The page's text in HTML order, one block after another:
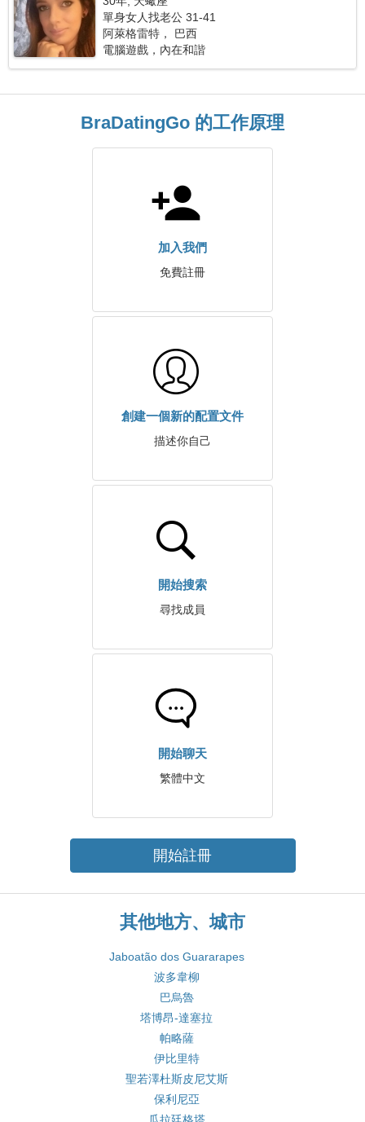
單身女人找老公 31-41
阿萊格雷特， 巴西
電腦遊戲，內在和諧
BraDatingGo 的工作原理
加入我們
免費註冊
創建一個新的配置文件
描述你自己
開始搜索
尋找成員
開始聊天
繁體中文
開始註冊
其他地方、城市
Jaboatão dos Guararapes
波多韋柳
巴烏魯
塔博昂-達塞拉
帕略薩
伊比里特
聖若澤杜斯皮尼艾斯
保利尼亞